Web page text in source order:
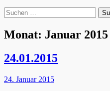
Suchen
Suche
nach:
Monat: Januar 2015
24.01.2015
Posted
24. Januar 2015